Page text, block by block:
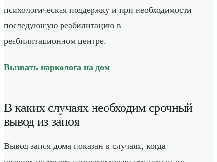
психологическая поддержку и при необходимости
последующую реабилитацию в
реабилитационном центре.
Вызвать нарколога на дом
В каких случаях необходим срочный
вывод из запоя
Вывод запоя дома показан в случаях, когда